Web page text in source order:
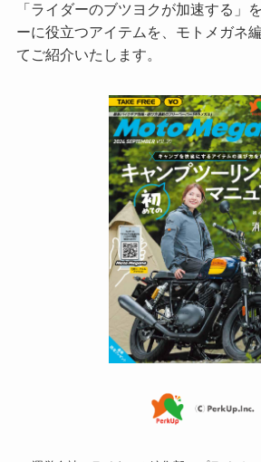
「ライダーのブツヨクが加速する」
ーに役立つアイテムを、モトメガネ
てご紹介いたします。